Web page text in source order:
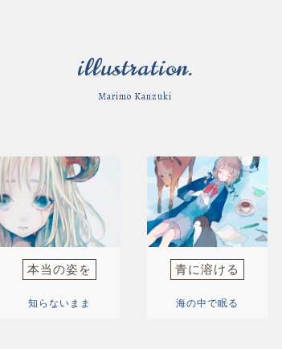
illustration.
Marimo Kanzuki
本当の姿を
知らないまま
青に溶ける
海の中で眠る